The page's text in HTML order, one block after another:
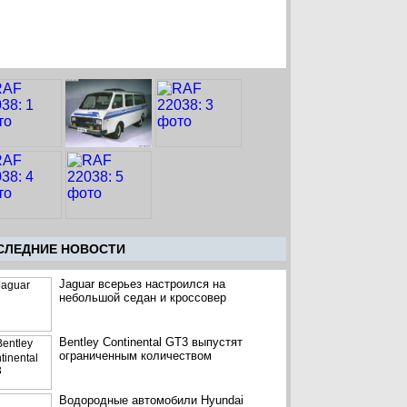
НОВОСТИ
Jaguar всерьез настроился на
небольшой седан и кроссовер
Bentley Continental GT3 выпустят
ограниченным количеством
Водородные автомобили Hyundai